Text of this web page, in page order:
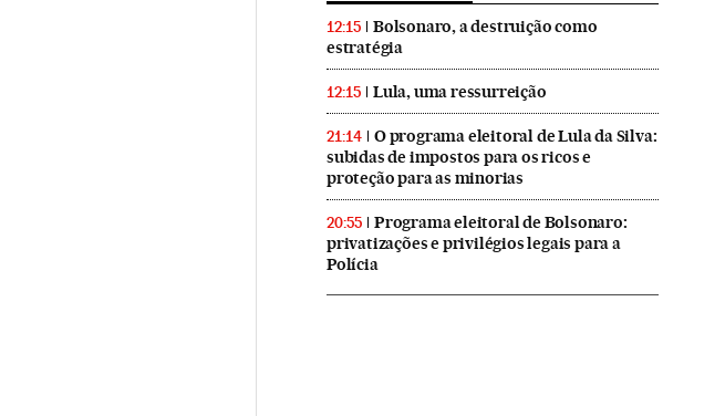
12:15
Bolsonaro, a destruição como
estratégia
12:15 Lula, uma ressurreição
21:14
O programa eleitoral de Lula da Silva:
subidas de impostos para os ricos e
proteção para as minorias
20:55
Programa eleitoral de Bolsonaro:
privatizações e privilégios legais para a
Polícia